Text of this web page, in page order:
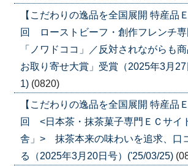
【こだわりの逸品を全国展開 特産品
回 ローストビーフ・創作フレンチ専
「ノワドココ」／反対されながらも
お取り寄せ大賞」受賞（2025年3月
1) (0820)
【こだわりの逸品を全国展開 特産品
回 <日本茶・抹茶菓子専門ＥＣサイ
舎」> 抹茶本来の味わいを追求、口
る（2025年3月20日号）('25/03/25)